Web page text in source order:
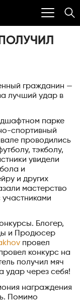
гражданин —
лучший удар в
парке
спортивный
проводились
тэкболу,
увидели
и
и других
мастерство
Блогер,
и Продюсер
провел
конкурс на
получил мяч
удар через себя!
награждения
Помимо